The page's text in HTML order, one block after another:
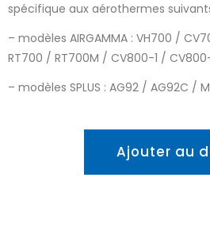
spécifique aux aérothermes
– modèles AIRGAMMA : VH700 /
RT700 / RT700M / CV800-1 /
– modèles SPLUS : AG92 / AG92C /
Ajouter au